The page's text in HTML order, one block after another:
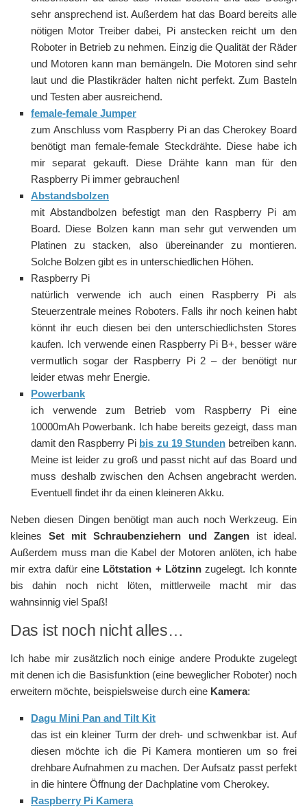
sehr ansprechend ist. Außerdem hat das Board bereits alle
nötigen Motor Treiber dabei, Pi anstecken reicht um den
Roboter in Betrieb zu nehmen. Einzig die Qualität der Räder
und Motoren kann man bemängeln. Die Motoren sind sehr
laut und die Plastikräder halten nicht perfekt. Zum Basteln
und Testen aber ausreichend.
female-female Jumper
zum Anschluss vom Raspberry Pi an das Cherokey Board
benötigt man female-female Steckdrähte. Diese habe ich
mir separat gekauft. Diese Drähte kann man für den
Raspberry Pi immer gebrauchen!
Abstandsbolzen
mit Abstandbolzen befestigt man den Raspberry Pi am
Board. Diese Bolzen kann man sehr gut verwenden um
Platinen zu stacken, also übereinander zu montieren.
Solche Bolzen gibt es in unterschiedlichen Höhen.
Raspberry Pi
natürlich verwende ich auch einen Raspberry Pi als
Steuerzentrale meines Roboters. Falls ihr noch keinen habt
könnt ihr euch diesen bei den unterschiedlichsten Stores
kaufen. Ich verwende einen Raspberry Pi B+, besser wäre
vermutlich sogar der Raspberry Pi 2 – der benötigt nur
leider etwas mehr Energie.
Powerbank
ich verwende zum Betrieb vom Raspberry Pi eine
10000mAh Powerbank. Ich habe bereits gezeigt, dass man
damit den Raspberry Pi bis zu 19 Stundenbetreiben kann.
Meine ist leider zu groß und passt nicht auf das Board und
muss deshalb zwischen den Achsen angebracht werden.
Eventuell findet ihr da einen kleineren Akku.
Neben diesen Dingen benötigt man auch noch Werkzeug. Ein
kleinesSet mit Schraubenziehern und Zangenist ideal.
Außerdem muss man die Kabel der Motoren anlöten, ich habe
mir extra dafür eine Lötstation + Lötzinn zugelegt. Ich konnte
bis dahin noch nicht löten, mittlerweile macht mir das
wahnsinnig viel Spaß!
Das ist noch nicht alles…
Ich habe mir zusätzlich noch einige andere Produkte zugelegt
mit denen ich die Basisfunktion (eine beweglicher Roboter) noch
erweitern möchte, beispielsweise durch eine Kamera:
Dagu Mini Pan and Tilt Kit
das ist ein kleiner Turm der dreh- und schwenkbar ist. Auf
diesen möchte ich die Pi Kamera montieren um so frei
drehbare Aufnahmen zu machen. Der Aufsatz passt perfekt
in die hintere Öffnung der Dachplatine vom Cherokey.
Raspberry Pi Kamera